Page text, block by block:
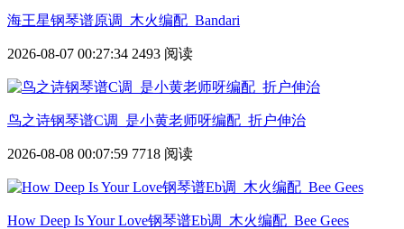
海王星钢琴谱原调_木火编配_Bandari
2026-08-07 00:27:34 2493 阅读
鸟之诗钢琴谱C调_是小黄老师呀编配_折户伸治
2026-08-08 00:07:59 7718 阅读
How Deep Is Your Love钢琴谱Eb调_木火编配_Bee Gees